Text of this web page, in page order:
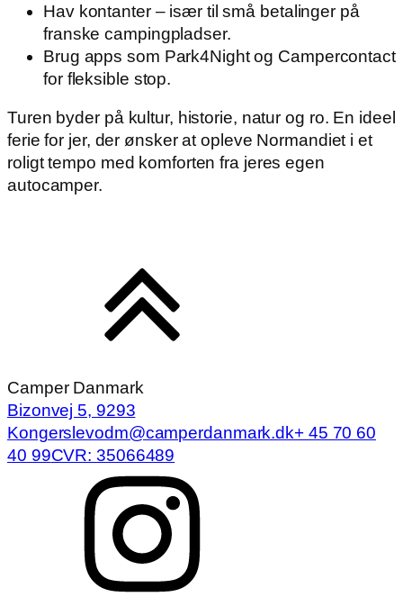
Hav kontanter – især til små betalinger på
franske campingpladser.
Brug apps som Park4Night og Campercontact
for fleksible stop.
Turen byder på kultur, historie, natur og ro. En ideel
ferie for jer, der ønsker at opleve Normandiet i et
roligt tempo med komforten fra jeres egen
autocamper.
Camper Danmark
Bizonvej 5, 9293
Kongerslevodm@camperdanmark.dk+ 45 70 60
40 99CVR: 35066489